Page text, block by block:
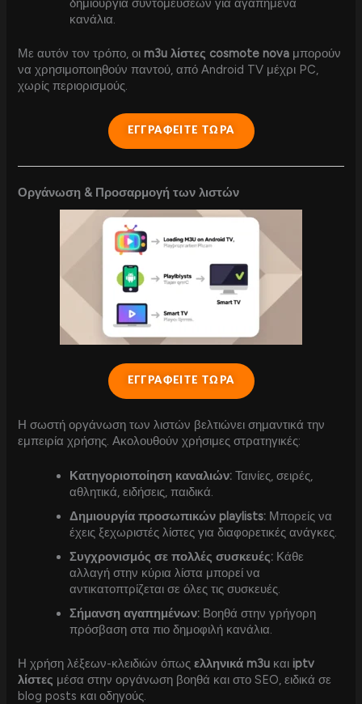
δημιουργία συντομεύσεων για αγαπημένα
κανάλια.
Με αυτόν τον τρόπο, οι m3u λίστες cosmote nova μπορούν
να χρησιμοποιηθούν παντού, από Android TV μέχρι PC,
χωρίς περιορισμούς.
ΕΓΓΡΑΦΕΙΤΕ ΤΩΡΑ
Οργάνωση & Προσαρμογή των λιστών
ΕΓΓΡΑΦΕΙΤΕ ΤΩΡΑ
Η σωστή οργάνωση των λιστών βελτιώνει σημαντικά την
εμπειρία χρήσης. Ακολουθούν χρήσιμες στρατηγικές:
Κατηγοριοποίηση καναλιών: Ταινίες, σειρές,
αθλητικά, ειδήσεις, παιδικά.
Δημιουργία προσωπικών playlists: Μπορείς να
έχεις ξεχωριστές λίστες για διαφορετικές ανάγκες.
Συγχρονισμός σε πολλές συσκευές: Κάθε
αλλαγή στην κύρια λίστα μπορεί να
αντικατοπτρίζεται σε όλες τις συσκευές.
Σήμανση αγαπημένων: Βοηθά στην γρήγορη
πρόσβαση στα πιο δημοφιλή κανάλια.
Η χρήση λέξεων-κλειδιών όπωςελληνικά m3u και iptv
λίστες μέσα στην οργάνωση βοηθά και στο SEO, ειδικά σε
blog posts και οδηγούς.